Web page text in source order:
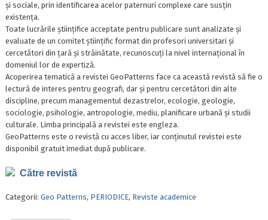
și sociale, prin identificarea acelor paternuri complexe care susțin
existența.
Toate lucrările științifice acceptate pentru publicare sunt analizate și
evaluate de un comitet științific format din profesori universitari și
cercetători din țară și străinătate, recunoscuți la nivel internațional în
domeniul lor de expertiză.
Acoperirea tematică a revistei GeoPatterns face ca această revistă să fie o
lectură de interes pentru geografi, dar și pentru cercetători din alte
discipline, precum managementul dezastrelor, ecologie, geologie,
sociologie, psihologie, antropologie, mediu, planificare urbană și studii
culturale. Limba principală a revistei este engleza.
GeoPatterns este o revistă cu acces liber, iar conținutul revistei este
disponibil gratuit imediat după publicare.
Către revistă
Categorii: Geo Patterns, PERIODICE, Reviste academice